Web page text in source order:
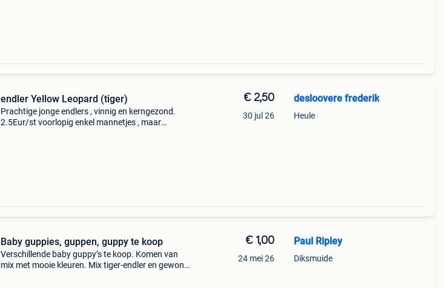
endler Yellow Leopard (tiger)
Prachtige jonge endlers , vinnig en kerngezond.
2.5Eur/st voorlopig enkel mannetjes , maar
€ 2,50
30 jul 26
desloovere frederik
Heule
Baby guppies, guppen, guppy te koop
Verschillende baby guppy’s te koop. Komen van
mix met mooie kleuren. Mix tiger-endler en gewone
€ 1,00
24 mei 26
Paul Ripley
Diksmuide